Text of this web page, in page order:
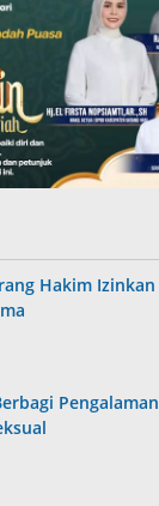
Hakim Izinkan
Pengalaman